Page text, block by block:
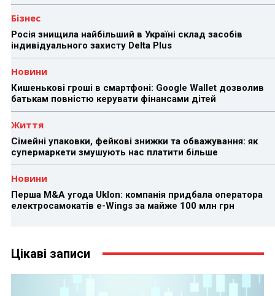
Бізнес
Росія знищила найбільший в Україні склад засобів
індивідуального захисту Delta Plus
Новини
Кишенькові гроші в смартфоні: Google Wallet дозволив
батькам повністю керувати фінансами дітей
Життя
Сімейні упаковки, фейкові знижки та обважування: як
супермаркети змушують нас платити більше
Новини
Перша M&A угода Uklon: компанія придбала оператора
електросамокатів e-Wings за майже 100 млн грн
Цікаві записи